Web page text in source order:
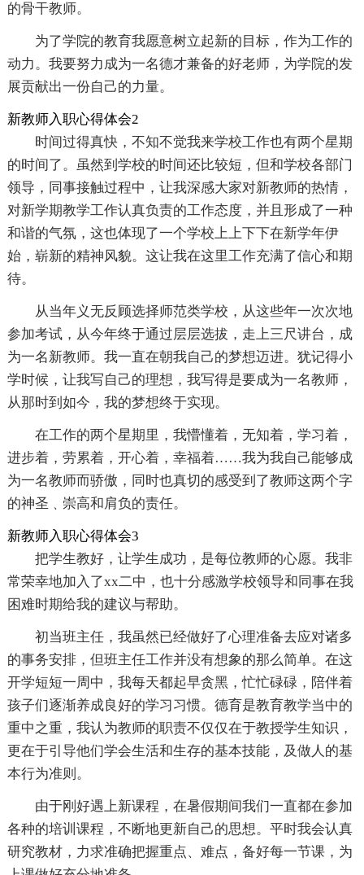
的骨干教师。
为了学院的教育我愿意树立起新的目标，作为工作的
动力。我要努力成为一名德才兼备的好老师，为学院的发
展贡献出一份自己的力量。
新教师入职心得体会2
时间过得真快，不知不觉我来学校工作也有两个星期
的时间了。虽然到学校的时间还比较短，但和学校各部门
领导，同事接触过程中，让我深感大家对新教师的热情，
对新学期教学工作认真负责的工作态度，并且形成了一种
和谐的气氛，这也体现了一个学校上上下下在新学年伊
始，崭新的精神风貌。这让我在这里工作充满了信心和期
待。
从当年义无反顾选择师范类学校，从这些年一次次地
参加考试，从今年终于通过层层选拔，走上三尺讲台，成
为一名新教师。我一直在朝我自己的梦想迈进。犹记得小
学时候，让我写自己的理想，我写得是要成为一名教师，
从那时到如今，我的梦想终于实现。
在工作的两个星期里，我懵懂着，无知着，学习着，
进步着，劳累着，开心着，幸福着……我为我自己能够成
为一名教师而骄傲，同时也真切的感受到了教师这两个字
的神圣﹑崇高和肩负的责任。
新教师入职心得体会3
把学生教好，让学生成功，是每位教师的心愿。我非
常荣幸地加入了xx二中，也十分感激学校领导和同事在我
困难时期给我的建议与帮助。
初当班主任，我虽然已经做好了心理准备去应对诸多
的事务安排，但班主任工作并没有想象的那么简单。在这
开学短短一周中，我每天都起早贪黑，忙忙碌碌，陪伴着
孩子们逐渐养成良好的学习习惯。德育是教育教学当中的
重中之重，我认为教师的职责不仅仅在于教授学生知识，
更在于引导他们学会生活和生存的基本技能，及做人的基
本行为准则。
由于刚好遇上新课程，在暑假期间我们一直都在参加
各种的培训课程，不断地更新自己的思想。平时我会认真
研究教材，力求准确把握重点、难点，备好每一节课，为